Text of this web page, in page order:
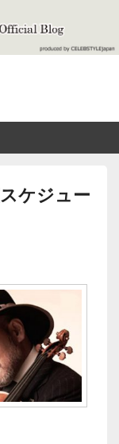
ケジュー​